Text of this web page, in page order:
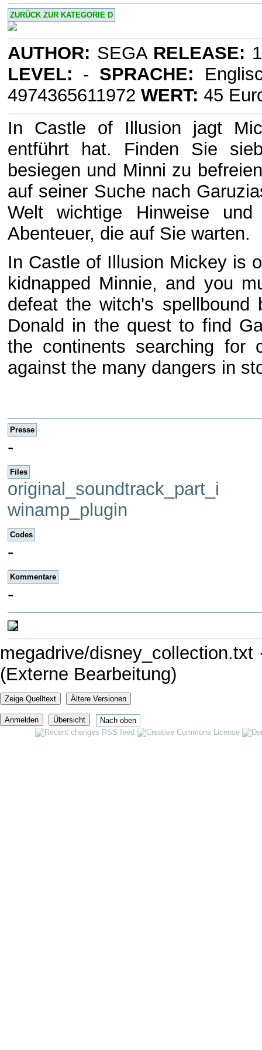
ZURÜCK ZUR KATEGORIE D
AUTHOR: SEGA RELEASE:
LEVEL: - SPRACHE:
4974365611972 WERT: 45
In Castle of Illusion jagt
entführt hat. Finden Sie
besiegen und Minni zu
auf seiner Suche nach
Welt wichtige Hinweise
Abenteuer, die auf Sie warten.
In Castle of Illusion Mickey is
kidnapped Minnie, and you
defeat the witch's
Donald in the quest to find
the continents searching
against the many dangers in
Presse
-
Files
original_soundtrack_part_i
winamp_plugin
Codes
-
Kommentare
-
megadrive/disney_collection.txt
(Externe Bearbeitung)
Zeige Quelltext Ältere Versionen
Anmelden Übersicht